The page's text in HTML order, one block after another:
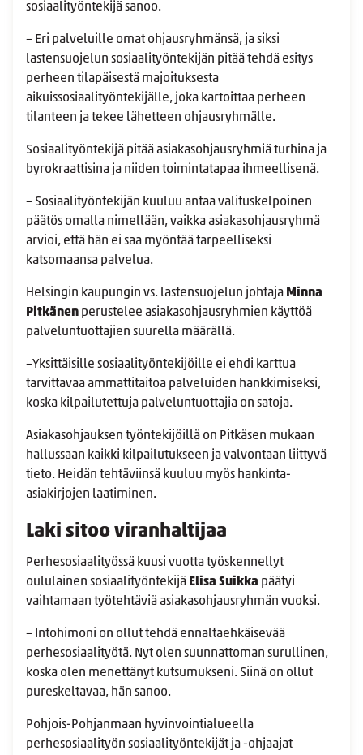
sosiaalityöntekijä sanoo.
– Eri palveluille omat ohjausryhmänsä, ja siksi
lastensuojelun sosiaalityöntekijän pitää tehdä esitys
perheen tilapäisestä majoituksesta
aikuissosiaalityöntekijälle, joka kartoittaa perheen
tilanteen ja tekee lähetteen ohjausryhmälle.
Sosiaalityöntekijä pitää asiakasohjausryhmiä turhina ja
byrokraattisina ja niiden toimintatapaa ihmeellisenä.
– Sosiaalityöntekijän kuuluu antaa valituskelpoinen
päätös omalla nimellään, vaikka asiakasohjausryhmä
arvioi, että hän ei saa myöntää tarpeelliseksi
katsomaansa palvelua.
Helsingin kaupungin vs. lastensuojelun johtaja Minna
Pitkänen perustelee asiakasohjausryhmien käyttöä
palveluntuottajien suurella määrällä.
–Yksittäisille sosiaalityöntekijöille ei ehdi karttua
tarvittavaa ammattitaitoa palveluiden hankkimiseksi,
koska kilpailutettuja palveluntuottajia on satoja.
Asiakasohjauksen työntekijöillä on Pitkäsen mukaan
hallussaan kaikki kilpailutukseen ja valvontaan liittyvä
tieto. Heidän tehtäviinsä kuuluu myös hankinta-
asiakirjojen laatiminen.
Laki sitoo viranhaltijaa
Perhesosiaalityössä kuusi vuotta työskennellyt
oululainen sosiaalityöntekijä Elisa Suikka päätyi
vaihtamaan työtehtäviä asiakasohjausryhmän vuoksi.
– Intohimoni on ollut tehdä ennaltaehkäisevää
perhesosiaalityötä. Nyt olen suunnattoman surullinen,
koska olen menettänyt kutsumukseni. Siinä on ollut
pureskeltavaa, hän sanoo.
Pohjois-Pohjanmaan hyvinvointialueella
perhesosiaalityön sosiaalityöntekijät ja -ohjaajat